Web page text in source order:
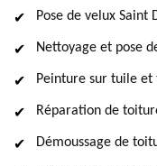
Pose de velux Saint
Nettoyage et pose
Peinture sur tuile et
Réparation de
Démoussage de